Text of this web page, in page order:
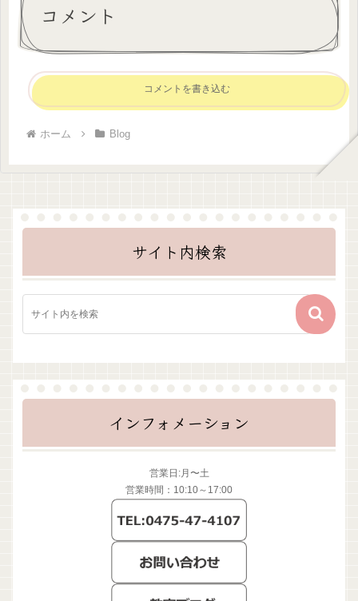
コメント
コメントを書き込む
ホーム Blog
サイト内検索
インフォメーション
営業日:月〜土
営業時間：10:10～17:00